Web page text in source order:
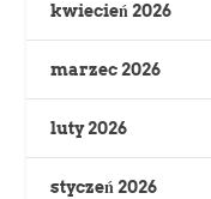
kwiecień 2026
marzec 2026
luty 2026
styczeń 2026